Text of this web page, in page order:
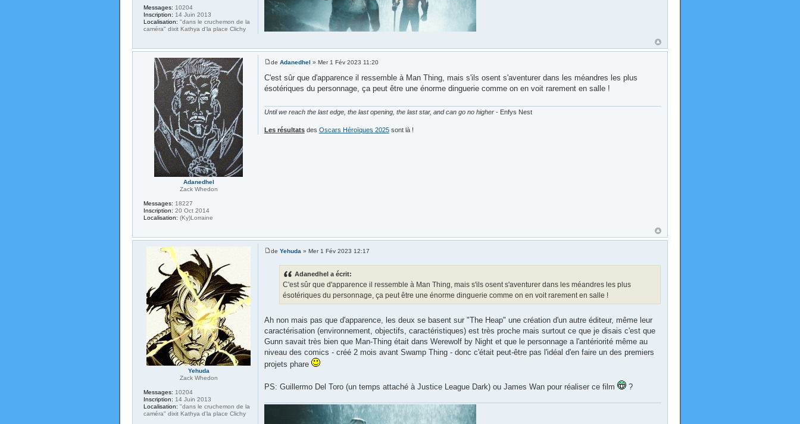
Messages: 10204
Inscription: 14 Juin 2013
Localisation: "dans le cruchemon de la
caméra" dixit Kathya d'la place Clichy
de Adanedhel » Mer 1 Fév 2023 11:20
C'est sûr que d'apparence il ressemble à Man Thing, mais s'ils osent s'aventurer dans les méandres les plus
ésotériques du personnage, ça peut être une énorme dinguerie comme on en voit rarement en salle !
Until we reach the last edge, the last opening, the last star, and can go no higher- Enfys Nest
Les résultatsdes Oscars Héroïques 2025sont là !
Adanedhel
Zack Whedon
Messages: 18227
Inscription: 20 Oct 2014
Localisation: (Ky)Lorraine
de Yehuda » Mer 1 Fév 2023 12:17
Adanedhel a écrit:
C'est sûr que d'apparence il ressemble à Man Thing, mais s'ils osent s'aventurer dans les méandres les plus
ésotériques du personnage, ça peut être une énorme dinguerie comme on en voit rarement en salle !
Ah non mais pas que d'apparence, les deux se basent sur "The Heap" une création d'un autre éditeur, même leur
caractérisation (environnement, objectifs, caractéristiques) est très proche mais surtout ce que je disais c'est que
Gunn savait très bien que Man-Thing était dans Werewolf by Night et que le personnage a l'antériorité même au
niveau des comics - créé 2 mois avant Swamp Thing - donc c'était peut-être pas l'idéal d'en faire un des premiers
projets phare
PS: Guillermo Del Toro (un temps attaché à Justice League Dark) ou James Wan pour réaliser ce film ?
Yehuda
Zack Whedon
Messages: 10204
Inscription: 14 Juin 2013
Localisation: "dans le cruchemon de la
caméra" dixit Kathya d'la place Clichy